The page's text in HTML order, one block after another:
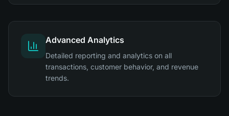
Advanced Analytics
Detailed reporting and analytics on all
transactions, customer behavior, and revenue
trends.